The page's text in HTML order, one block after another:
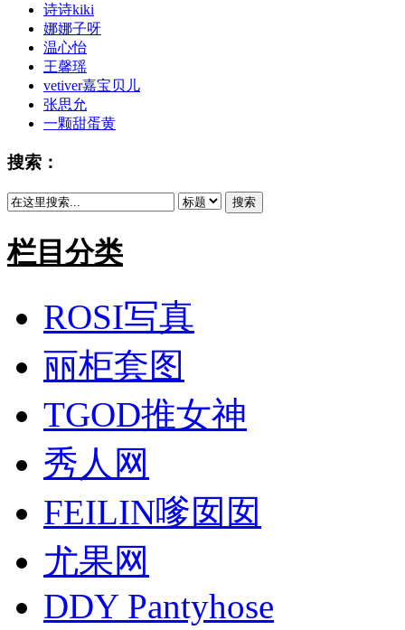
诗诗kiki
娜娜子呀
温心怡
王馨瑶
vetiver嘉宝贝儿
张思允
一颗甜蛋黄
搜索：
搜索
栏目分类
ROSI写真
丽柜套图
TGOD推女神
秀人网
FEILIN嗲囡囡
尤果网
DDY Pantyhose